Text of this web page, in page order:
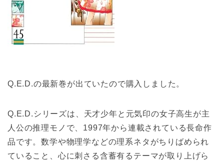
Q.E.D.の最新巻が出ていたので購入しました。
Q.E.D.シリーズは、天才少年と元気印の女子高生が主
人公の推理モノで、1997年から連載されている長命作
品です。数学や物理学などの理系ネタがちりばめられ
ていること、心に刺さる含蓄有るテーマが取り上げら